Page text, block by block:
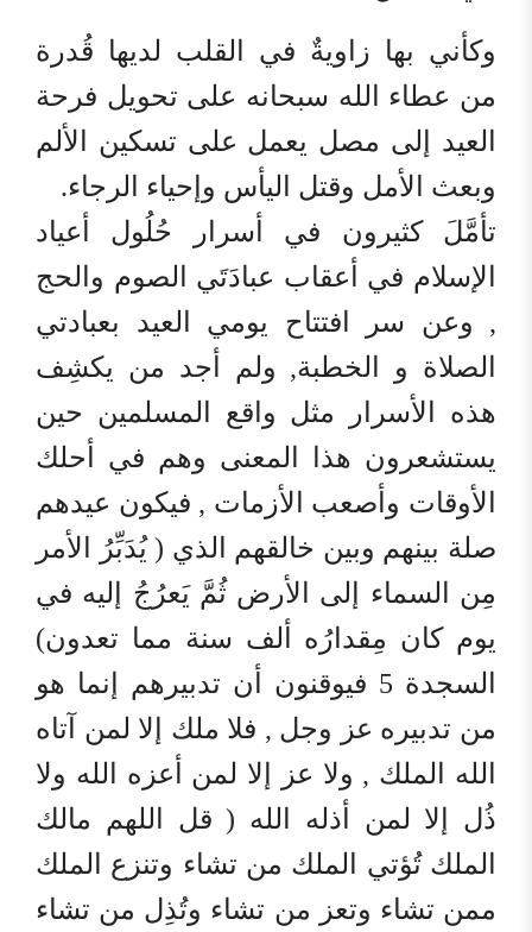
وكأني بها زاويةٌ في القلب لديها قُدرة
من عطاء الله سبحانه على تحويل فرحة
العيد إلى مصل يعمل على تسكين الألم
وبعث الأمل وقتل اليأس وإحياء الرجاء.
تأمَّلَ كثيرون في أسرار حُلُول أعياد
الإسلام في أعقاب عبادَتَي الصوم والحج
, وعن سر افتتاح يومي العيد بعبادتي
الصلاة و الخطبة, ولم أجد من يكشِف
هذه الأسرار مثل واقع المسلمين حين
يستشعرون هذا المعنى وهم في أحلك
الأوقات وأصعب الأزمات , فيكون عيدهم
صلة بينهم وبين خالقهم الذي ( يُدَبِّرُ الأمر
مِن السماء إلى الأرض ثُمَّ يَعرُجُ إليه في
يوم كان مِقدارُه ألف سنة مما تعدون)
السجدة 5 فيوقنون أن تدبيرهم إنما هو
من تدبيره عز وجل , فلا ملك إلا لمن آتاه
الله الملك , ولا عز إلا لمن أعزه الله ولا
ذُل إلا لمن أذله الله ( قل اللهم مالك
الملك تُؤتي الملك من تشاء وتنزع الملك
ممن تشاء وتعز من تشاء وتُذِل من تشاء